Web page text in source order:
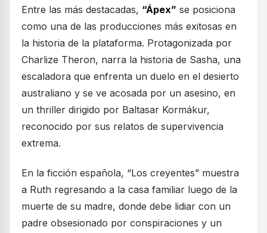
Entre las más destacadas, “Ápex” se posiciona
como una de las producciones más exitosas en
la historia de la plataforma. Protagonizada por
Charlize Theron, narra la historia de Sasha, una
escaladora que enfrenta un duelo en el desierto
australiano y se ve acosada por un asesino, en
un thriller dirigido por Baltasar Kormákur,
reconocido por sus relatos de supervivencia
extrema.
En la ficción española, “Los creyentes” muestra
a Ruth regresando a la casa familiar luego de la
muerte de su madre, donde debe lidiar con un
padre obsesionado por conspiraciones y un